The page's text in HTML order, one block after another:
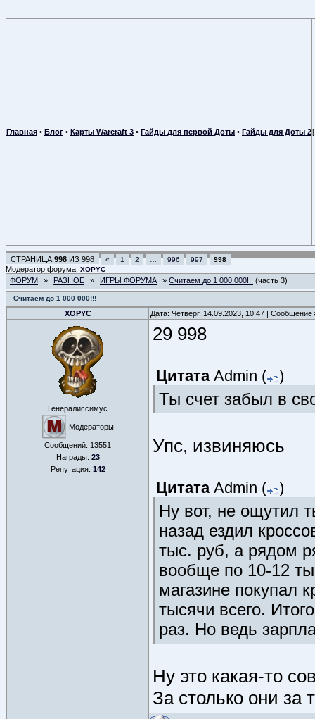
Главная • Блог • Карты Warcraft 3 • Гайды для первой Доты • Гайды для Доты 2
СТРАНИЦА 998 ИЗ 998 « 1 2 996 997 998
Модератор форума: XOPYC
ФОРУМ » РАЗНОЕ » ИГРЫ ФОРУМА » Считаем до 1 000 000!!! (часть 3)
Считаем до 1 000 000!!!
XOPYC Дата: Четверг, 14.09.2023, 10:47 |
Генералиссимус
Модераторы
Сообщений: 13551
Награды: 23
Репутация: 142
29 998
Цитата Admin ( )
Ты счет забыл в
Упс, извиняюсь
Цитата Admin ( )
Ну вот, не ощутил
назад ездил
тыс. руб, а рядом
вообще по 10-12
магазине покупал
тысячи всего.
раз. Но ведь
Ну это какая-то
За столько они за